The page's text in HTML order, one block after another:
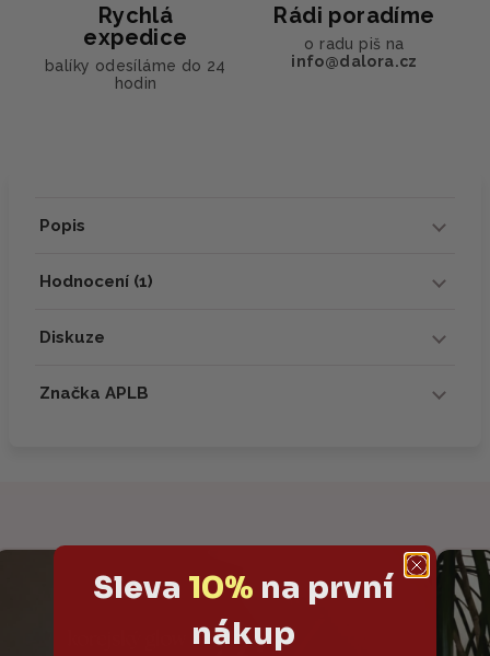
Rychlá
expedice
balíky odesíláme do 24
hodin
Rádi poradíme
o radu piš na
info@dalora.cz
Popis
Hodnocení (1)
Diskuze
Značka APLB
Sleva 10% na první
nákup